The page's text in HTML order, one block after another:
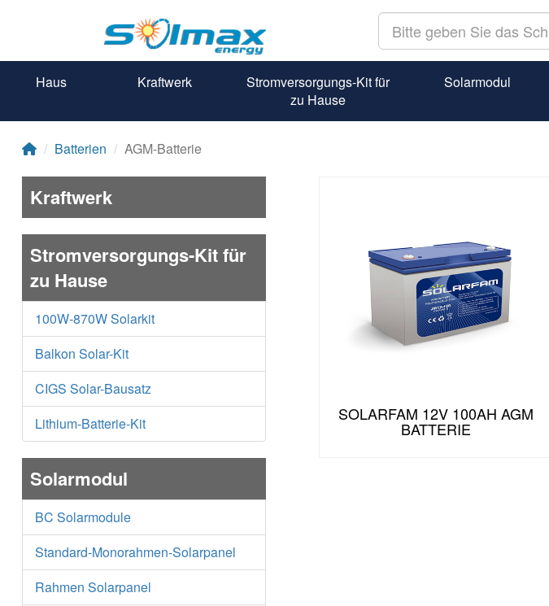
Haus Kraftwerk
Stromversorgungs-Kit für
zu Hause
Solarmodul
Batterien AGM-Batterie
Kraftwerk
Stromversorgungs-Kit für
zu Hause
100W-870W Solarkit
Balkon Solar-Kit
CIGS Solar-Bausatz
Lithium-Batterie-Kit
Solarmodul
BC Solarmodule
Standard-Monorahmen-Solarpanel
Rahmen Solarpanel
SOLARFAM 12V 100AH AGM
BATTERIE